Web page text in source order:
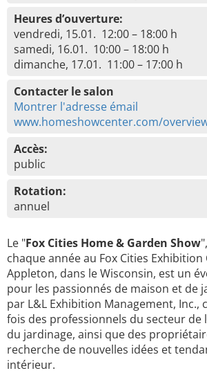
Heures d’ouverture:
vendredi, 15.01. 12:00 – 18:00 h
samedi, 16.01. 10:00 – 18:00 h
dimanche, 17.01. 11:00 – 17:00 h
Contacter le salon
Montrer l'adresse émail
www.homeshowcenter.com/
Accès:
public
Rotation:
annuel
Le "Fox Cities Home & Garden Show
chaque année au Fox Cities Exhibition
Appleton, dans le Wisconsin, est un
pour les passionnés de maison et de
par L&L Exhibition Management, Inc.,
fois des professionnels du secteur
du jardinage, ainsi que des
recherche de nouvelles idées et
intérieur.